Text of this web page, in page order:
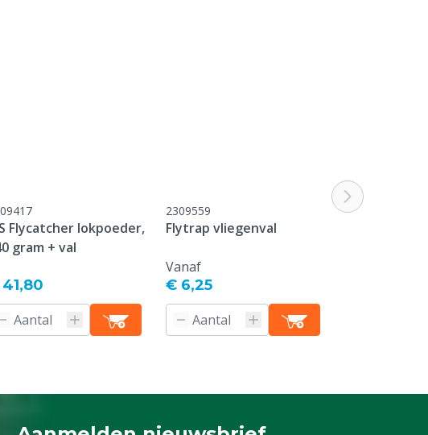
Flycatcher lokpoeder,
gram + val
2309559
Flytrap vliegenval
Vanaf
€ 6,25